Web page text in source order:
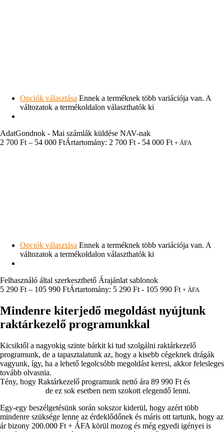
Opciók választása Ennek a terméknek több variációja van. A
változatok a termékoldalon választhatók ki
AdatGondnok - Mai számlák küldése NAV-nak
2 700 Ft – 54 000 FtÁrtartomány: 2 700 Ft - 54 000 Ft + ÁFA
Opciók választása Ennek a terméknek több variációja van. A
változatok a termékoldalon választhatók ki
Felhasználó által szerkeszthető Árajánlat sablonok
5 290 Ft – 105 990 FtÁrtartomány: 5 290 Ft - 105 990 Ft + ÁFA
Mindenre kiterjedő megoldást nyújtunk
raktárkezelő programunkkal
Kicsiktől a nagyokig szinte bárkit ki tud szolgálni raktárkezelő
programunk, de a tapasztalatunk az, hogy a kisebb cégeknek drágák
vagyunk, így, ha a lehető legolcsóbb megoldást keresi, akkor felesleges
tovább olvasnia.
Tény, hogy Raktárkezelő programunk nettó ára 89 990 Ft és
de ez sok esetben nem szokott elegendő lenni.
Egy-egy beszélgetésünk során sokszor kiderül, hogy azért több
mindenre szüksége lenne az érdeklődőnek és máris ott tartunk, hogy az
ár bizony 200.000 Ft + ÁFA körül mozog és még egyedi igényei is